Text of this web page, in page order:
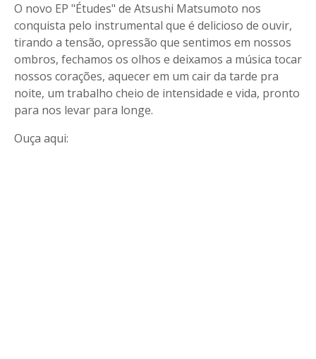
O novo EP "Études" de Atsushi Matsumoto nos
conquista pelo instrumental que é delicioso de ouvir,
tirando a tensão, opressão que sentimos em nossos
ombros, fechamos os olhos e deixamos a música tocar
nossos corações, aquecer em um cair da tarde pra
noite, um trabalho cheio de intensidade e vida, pronto
para nos levar para longe.
Ouça aqui: